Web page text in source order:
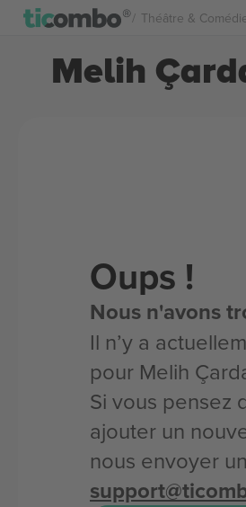
Théâtre &
Melih
Oups !
Nous n'avons
Il n’y a
pour Melih
Si vous pensez
ajouter un
nous envoyer